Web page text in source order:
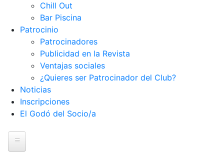
Chill Out
Bar Piscina
Patrocinio
Patrocinadores
Publicidad en la Revista
Ventajas sociales
¿Quieres ser Patrocinador del Club?
Noticias
Inscripciones
El Godó del Socio/a